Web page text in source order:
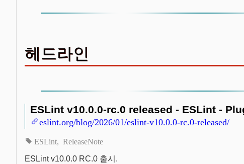
헤드라인
ESLint v10.0.0-rc.0 released - ESLint -
eslint.org/blog/2026/01/eslint-v10.0.0-rc.0-released/
ESLint ReleaseNote
ESLint v10.0.0 RC.0 출시.